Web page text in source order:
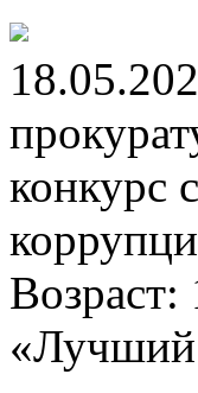
конкурс
«Лучший